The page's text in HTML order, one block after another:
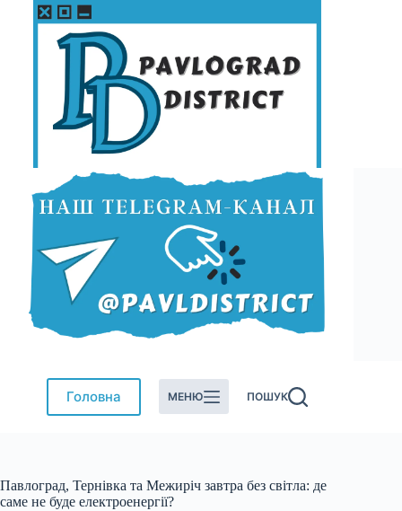
Перейти
Головна МЕНЮ ПОШУК
Павлоград, Тернівка та Межиріч завтра без світла: де
саме не буде електроенергії?